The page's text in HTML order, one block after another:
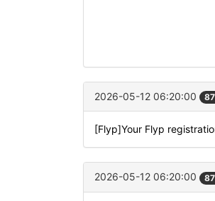
2026-05-12 06:20:00
[Flyp]Your Flyp
2026-05-12 06:20:00